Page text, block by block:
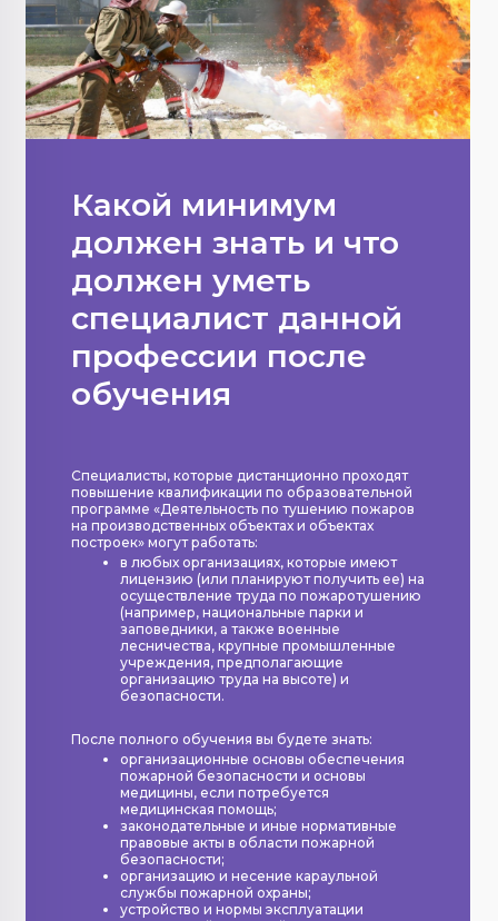
Какой минимум
должен знать и что
должен уметь
специалист данной
профессии после
обучения
Специалисты, которые дистанционно проходят
повышение квалификации по образовательной
программе «Деятельность по тушению пожаров
на производственных объектах и объектах
построек» могут работать:
в любых организациях, которые имеют
лицензию (или планируют получить ее) на
осуществление труда по пожаротушению
(например, национальные парки и
заповедники, а также военные
лесничества, крупные промышленные
учреждения, предполагающие
организацию труда на высоте) и
безопасности.
После полного обучения вы будете знать:
организационные основы обеспечения
пожарной безопасности и основы
медицины, если потребуется
медицинская помощь;
законодательные и иные нормативные
правовые акты в области пожарной
безопасности;
организацию и несение караульной
службы пожарной охраны;
устройство и нормы эксплуатации